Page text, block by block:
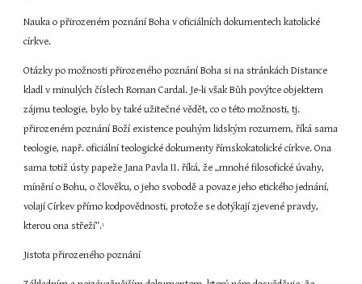
Nauka o přirozeném poznání Boha v oficiálních dokumentech katolické
církve.
Otázky po možnosti přirozeného poznání Boha si na stránkách Distance
kladl v minulých číslech Roman Cardal. Je-li však Bůh povýtce objektem
zájmu teologie, bylo by také užitečné vědět, co o této možnosti, tj.
přirozeném poznání Boží existence pouhým lidským rozumem, říká sama
teologie, např. oficiální teologické dokumenty římskokatolické církve. Ona
sama totiž ústy papeže Jana Pavla II. říká, že „mnohé filosofické úvahy,
mínění o Bohu, o člověku, o jeho svobodě a povaze jeho etického jednání,
volají Církev přímo kodpovědnosti, protože se dotýkají zjevené pravdy,
kterou ona střeží”.1
Jistota přirozeného poznání